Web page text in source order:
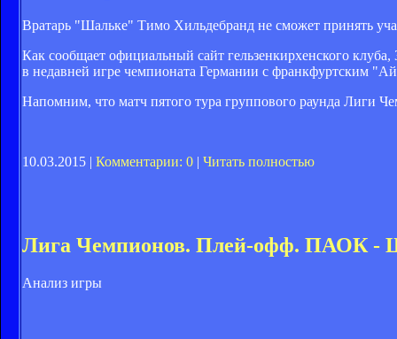
Вратарь "Шальке" Тимо Хильдебранд не сможет принять
Как сообщает официальный сайт гельзенкирхенского
в недавней игре чемпионата Германии с франкфуртским
Напомним, что матч пятого тура группового раунда Лиги
10.03.2015 | Комментарии: 0 | Читать полностью
Лига Чемпионов. Плей-офф. ПАОК -
Анализ игры